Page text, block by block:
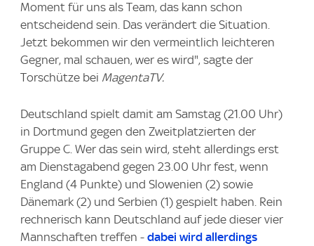
Moment für uns als Team, das kann schon
entscheidend sein. Das verändert die Situation.
Jetzt bekommen wir den vermeintlich leichteren
Gegner, mal schauen, wer es wird", sagte der
Torschütze bei MagentaTV.
Deutschland spielt damit am Samstag (21.00 Uhr)
in Dortmund gegen den Zweitplatzierten der
Gruppe C. Wer das sein wird, steht allerdings erst
am Dienstagabend gegen 23.00 Uhr fest, wenn
England (4 Punkte) und Slowenien (2) sowie
Dänemark (2) und Serbien (1) gespielt haben. Rein
rechnerisch kann Deutschland auf jede dieser vier
Mannschaften treffen - dabei wird allerdings